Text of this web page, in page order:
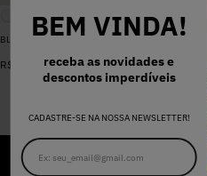
BEM VINDA!
receba as novidades e
descontos imperdíveis
CADASTRE-SE NA NOSSA NEWSLETTER!
BLUSA SARJA LARA PEROLA
R$ 00